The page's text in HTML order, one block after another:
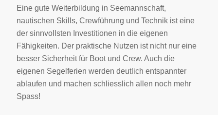
Eine gute Weiterbildung in Seemannschaft,
nautischen Skills, Crewführung und Technik ist eine
der sinnvollsten Investitionen in die eigenen
Fähigkeiten. Der praktische Nutzen ist nicht nur eine
besser Sicherheit für Boot und Crew. Auch die
eigenen Segelferien werden deutlich entspannter
ablaufen und machen schliesslich allen noch mehr
Spass!